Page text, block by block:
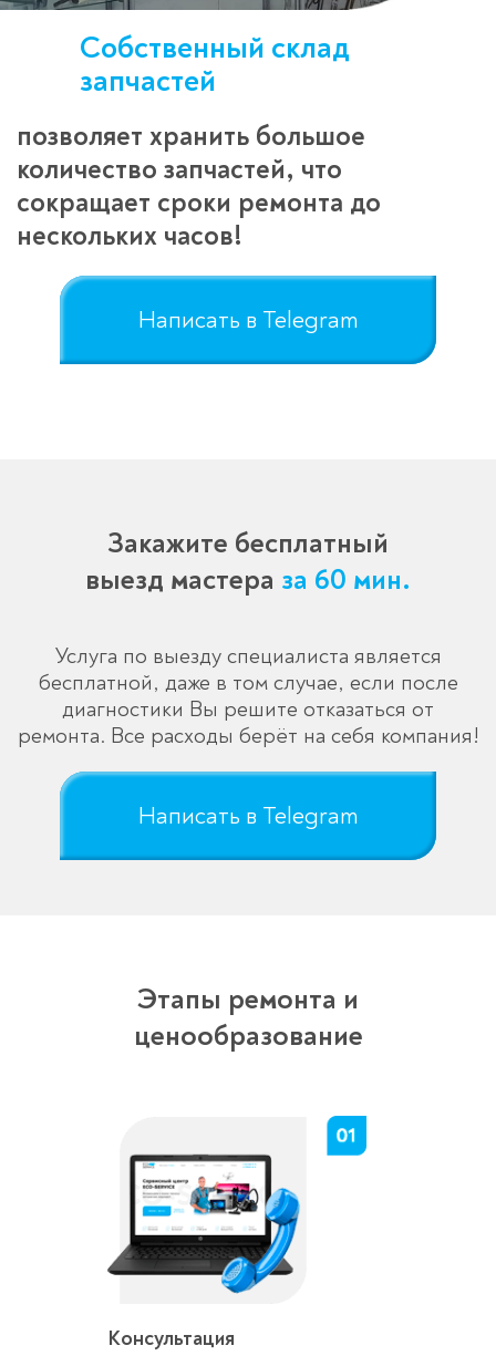
Собственный склад
запчастей
позволяет хранить большое
количество запчастей, что
сокращает сроки ремонта до
нескольких часов!
Написать в Telegram
Закажите бесплатный
выезд мастера за 60 мин.
Услуга по выезду специалиста является
бесплатной, даже в том случае, если после
диагностики Вы решите отказаться от
ремонта. Все расходы берёт на себя компания!
Написать в Telegram
Этапы ремонта и
ценообразование
Консультация